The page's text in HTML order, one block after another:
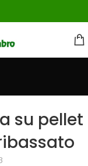
su pellet